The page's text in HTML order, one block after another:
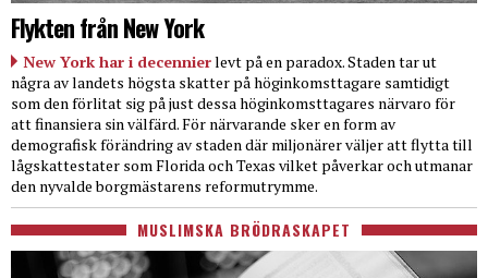
Flykten från New York
New York har i decennierlevt på en paradox. Staden tar ut
några av landets högsta skatter på höginkomsttagare samtidigt
som den förlitat sig på just dessa höginkomsttagares närvaro för
att finansiera sin välfärd. För närvarande sker en form av
demografisk förändring av staden där miljonärer väljer att flytta till
lågskattestater som Florida och Texas vilket påverkar och utmanar
den nyvalde borgmästarens reformutrymme.
MUSLIMSKA BRÖDRASKAPET